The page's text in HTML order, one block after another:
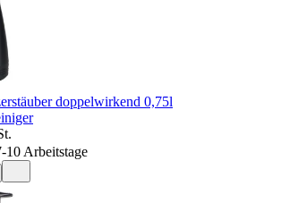
doppelwirkend 0,75l
10 Arbeitstage